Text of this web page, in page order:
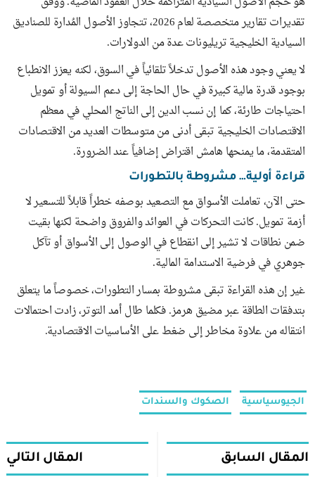
تقديرات تقارير متخصصة لعام 2026، تتجاوز الأصول المُدارة للصناديق
السيادية الخليجية تريليونات عدة من الدولارات.
لا يعني وجود هذه الأصول تدخلاً تلقائياً في السوق، لكنه يعزز الانطباع
بوجود قدرة مالية كبيرة في حال الحاجة إلى دعم السيولة أو تمويل
احتياجات طارئة، كما إن نسب الدين إلى الناتج المحلي في معظم
الاقتصادات الخليجية تبقى أدنى من متوسطات العديد من الاقتصادات
المتقدمة، ما يمنحها هامش اقتراض إضافياً عند الضرورة.
قراءة أولية… مشروطة بالتطورات
حتى الآن، تعاملت الأسواق مع التصعيد بوصفه خطراً قابلاً للتسعير لا
أزمة تمويل. كانت التحركات في العوائد والفروق واضحة لكنها بقيت
ضمن نطاقات لا تشير إلى انقطاع في الوصول إلى الأسواق أو تآكل
جوهري في فرضية الاستدامة المالية.
غير إن هذه القراءة تبقى مشروطة بمسار التطورات، خصوصاً ما يتعلق
بتدفقات الطاقة عبر مضيق هرمز. فكلما طال أمد التوتر، زادت احتمالات
انتقاله من علاوة مخاطر إلى ضغط على الأساسيات الاقتصادية.
الجيوسياسية الصكوك والسندات
المقال السابق المقال التالي